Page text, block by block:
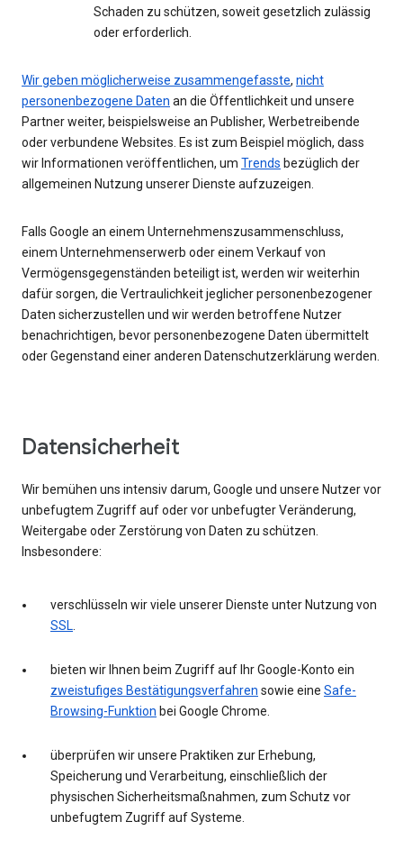
Schaden zu schützen, soweit gesetzlich zulässig
oder erforderlich.
Wir geben möglicherweise zusammengefasste, nicht
personenbezogene Daten an die Öffentlichkeit und unsere
Partner weiter, beispielsweise an Publisher, Werbetreibende
oder verbundene Websites. Es ist zum Beispiel möglich, dass
wir Informationen veröffentlichen, um Trends bezüglich der
allgemeinen Nutzung unserer Dienste aufzuzeigen.
Falls Google an einem Unternehmenszusammenschluss,
einem Unternehmenserwerb oder einem Verkauf von
Vermögensgegenständen beteiligt ist, werden wir weiterhin
dafür sorgen, die Vertraulichkeit jeglicher personenbezogener
Daten sicherzustellen und wir werden betroffene Nutzer
benachrichtigen, bevor personenbezogene Daten übermittelt
oder Gegenstand einer anderen Datenschutzerklärung werden.
Datensicherheit
Wir bemühen uns intensiv darum, Google und unsere Nutzer vor
unbefugtem Zugriff auf oder vor unbefugter Veränderung,
Weitergabe oder Zerstörung von Daten zu schützen.
Insbesondere:
verschlüsseln wir viele unserer Dienste unter Nutzung von
SSL.
bieten wir Ihnen beim Zugriff auf Ihr Google-Konto ein
zweistufiges Bestätigungsverfahren sowie eine Safe-
Browsing-Funktion bei Google Chrome.
überprüfen wir unsere Praktiken zur Erhebung,
Speicherung und Verarbeitung, einschließlich der
physischen Sicherheitsmaßnahmen, zum Schutz vor
unbefugtem Zugriff auf Systeme.